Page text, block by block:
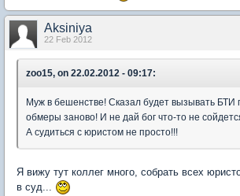
Aksiniya
22 Feb 2012
zoo15, on 22.02.2012 - 09:17:
Муж в бешенстве! Сказал будет вызывать БТИ
обмеры заново! И не дай бог что-то не
А судиться с юристом не просто!!!
Я вижу тут коллег много, собрать всех
в суд...